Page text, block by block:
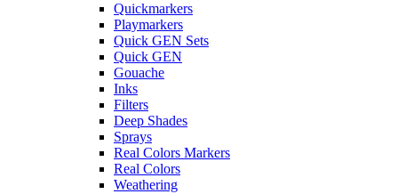
Quickmarkers
Playmarkers
Quick GEN Sets
Quick GEN
Gouache
Inks
Filters
Deep Shades
Sprays
Real Colors Markers
Real Colors
Weathering